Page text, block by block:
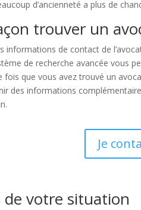
d’ancienneté a plus de
trouver un
informations de contact de
de recherche avancée vous
fois que vous avez trouvé un
des informations
Je
de votre situation